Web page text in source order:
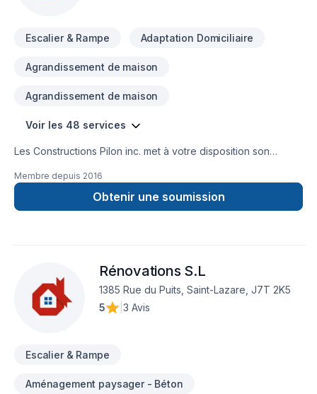
Escalier & Rampe Adaptation Domiciliaire
Agrandissement de maison
Agrandissement de maison
Voir les 48 services
Les Constructions Pilon inc. met à votre disposition son
sinistre, Armoires, Carrelage, Charpentier, Commercial,
Cuisine, Démolition, Escalier et rampe, Garage, Gouttières,
Gypse, Meubles, Peinture, Plancher, Rénovation générale,
adaptée à chaque client, pour garantir des résultats au-delà
de vos attentes. Demandez votre soumission personnalisée
et démarrez votre projet en toute confiance.
Membre depuis 2016
Obtenir une soumission
Rénovations S.L
1385 Rue du Puits, Saint-Lazare, J7T 2K5
5
3 Avis
Escalier & Rampe
Aménagement paysager - Béton